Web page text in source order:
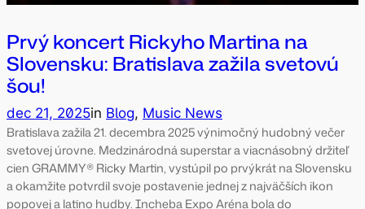
Prvý koncert Rickyho Martina na
Slovensku: Bratislava zažila svetovú
šou!
dec 21, 2025in Blog, Music News
Bratislava zažila 21. decembra 2025 výnimočný hudobný večer
svetovej úrovne. Medzinárodná superstar a viacnásobný držiteľ
cien GRAMMY® Ricky Martin, vystúpil po prvýkrát na Slovensku
a okamžite potvrdil svoje postavenie jednej z najväčších ikon
popovej a latino hudby. Incheba Expo Aréna bola do